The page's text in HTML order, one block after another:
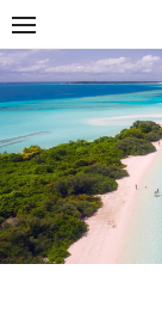
Skip
to
content